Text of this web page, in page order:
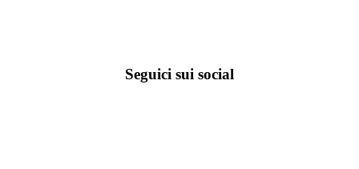
Seguici sui social